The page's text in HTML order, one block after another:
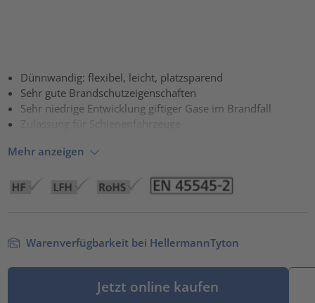
Dünnwandig: flexibel, leicht, platzsparend
Sehr gute Brandschutzeigenschaften
Sehr niedrige Entwicklung giftiger Gase im Brandfall
Zulassung für Schienenfahrzeuge
Mehr anzeigen
Warenverfügbarkeit bei HellermannTyton
Jetzt online kaufen